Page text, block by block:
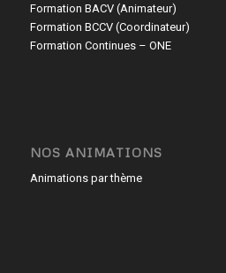
Formation BACV (Animateur)
Formation BCCV (Coordinateur)
Formation Continues – ONE
NOS ANIMATIONS
Animations par thème